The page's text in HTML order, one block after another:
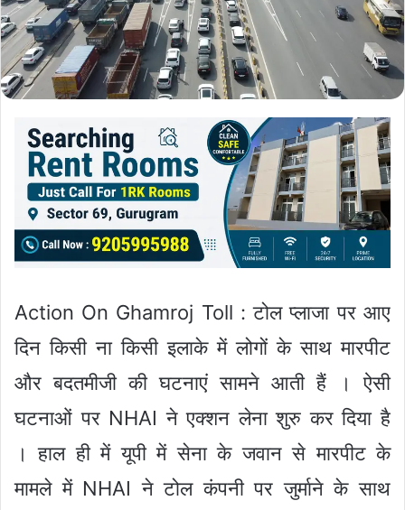
Action On Ghamroj Toll : टोल प्लाजा पर आए
दिन किसी ना किसी इलाके में लोगों के साथ मारपीट
और बदतमीजी की घटनाएं सामने आती हैं । ऐसी
घटनाओं पर NHAI ने एक्शन लेना शुरु कर दिया है
। हाल ही में यूपी में सेना के जवान से मारपीट के
मामले में NHAI ने टोल कंपनी पर जुर्माने के साथ